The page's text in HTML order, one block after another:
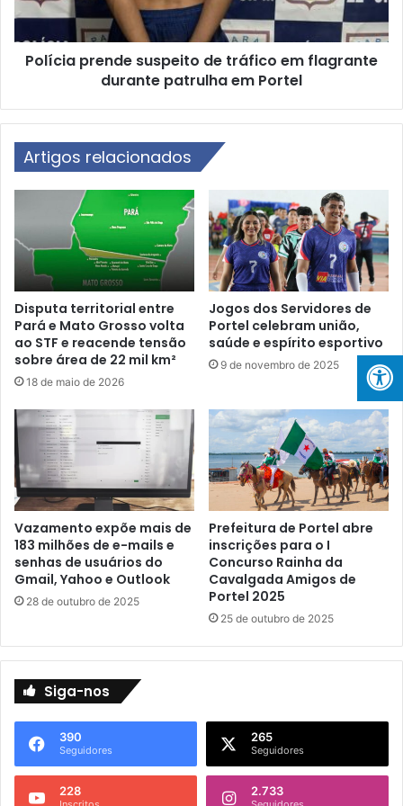
r
c
h
d
e
e
t
y
l
e
M
t
o
c
o
s
s
e
m
P
o
t
e
l
p
r
s
p
e
t
r
á
f
c
e
m
f
l
a
g
r
a
n
e
d
u
r
a
e
Polícia prende suspeito de tráfico em flagrante
durante patrulha em Portel
Artigos relacionados
Disputa territorial entre
Pará e Mato Grosso volta
ao STF e reacende tensão
sobre área de 22 mil km²
18 de maio de 2026
Jogos dos Servidores de
Portel celebram união,
saúde e espírito esportivo
9 de novembro de 2025
Vazamento expõe mais de
183 milhões de e-mails e
senhas de usuários do
Gmail, Yahoo e Outlook
28 de outubro de 2025
Prefeitura de Portel abre
inscrições para o I
Concurso Rainha da
Cavalgada Amigos de
Portel 2025
25 de outubro de 2025
Siga-nos
390
Seguidores
265
Seguidores
228 2.733